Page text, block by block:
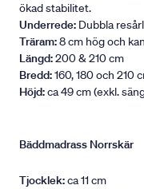
ökad stabilitet.
Underrede: Dubbla
Träram:8 cm hög och
Längd:200 & 210 cm
Bredd:160, 180 och 210
Höjd:ca 49 cm (exkl.
Bäddmadrass Norrskär
Tjocklek:ca 11 cm